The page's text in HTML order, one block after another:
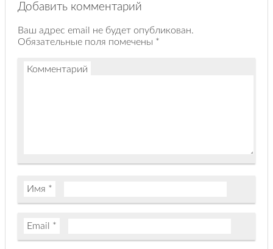
Добавить комментарий
Ваш адрес email не будет опубликован.
Обязательные поля помечены *
Комментарий
Имя *
Email *